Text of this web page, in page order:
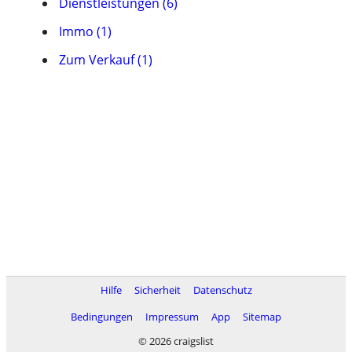
Immo (1)
Zum Verkauf (1)
Hilfe Sicherheit
Datenschutz
Bedingungen
Impressum App
Sitemap
© 2026 craigslist